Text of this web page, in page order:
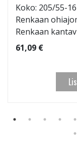
Koko: 205/55-16
Renkaan
Renkaan
61,09 €